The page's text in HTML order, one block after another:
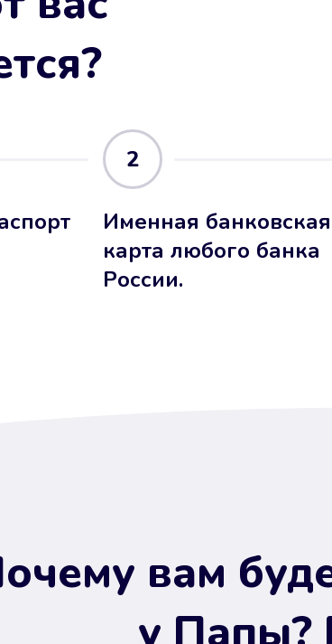
2
Именная банковская
карта любого банка
России.
вам